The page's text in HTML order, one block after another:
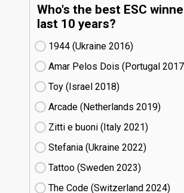
Who's the best ESC
last 10 years?
1944 (Ukraine
16)
Amar Pelos Dois (Portugal
Toy (Israel
18)
Arcade (Netherlands
19)
Zitti e buoni​ (Italy
21)
Stefania (Ukraine
22)
Tattoo (Sweden
23)
The Code (Switzerland
24)